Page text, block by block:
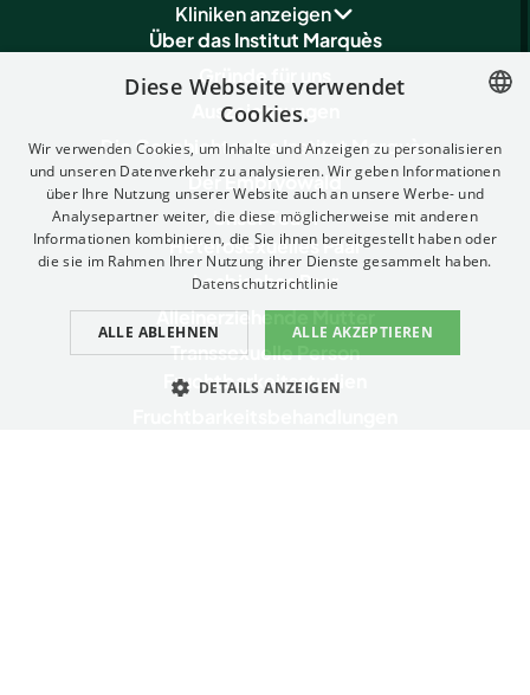
Kliniken anzeigen
Über das Institut Marquès
Gründe für uns
Auszeichnungen
Die Geschichte des Institut Marquès
Der Embryowald
Unser Team
Heterosexuelles Paar
Lesbisches Paar
Alleinerziehende Mutter
Transsexuelle Person
Fruchtbarkeitsstudien
SPANISH
ENGLISH
ITALIAN
Diese Webseite verwendet
Cookies.
Wir verwenden Cookies, um Inhalte und Anzeigen zu personalisieren
und unseren Datenverkehr zu analysieren. Wir geben Informationen
über Ihre Nutzung unserer Website auch an unsere Werbe- und
Analysepartner weiter, die diese möglicherweise mit anderen
Informationen kombinieren, die Sie ihnen bereitgestellt haben oder
die sie im Rahmen Ihrer Nutzung ihrer Dienste gesammelt haben.
Datenschutzrichtlinie
ALLE AKZEPTIEREN
ALLE ABLEHNEN
DETAILS ANZEIGEN